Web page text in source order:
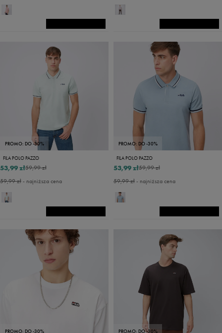
PROMO: DO -30%
FILA POLO PAZZO
59,99 zł
53,99 zł
59,99 zł- najniższa cena
PROMO: DO -30%
FILA POLO PAZZO
59,99 zł
53,99 zł
59,99 zł- najniższa cena
PROMO: DO -30% PROMO: DO -30%